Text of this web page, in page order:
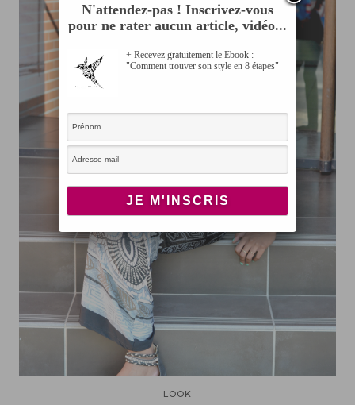
LOOK
N'attendez-pas ! Inscrivez-vous
pour ne rater aucun article, vidéo...
+ Recevez gratuitement le Ebook :
"Comment trouver son style en 8 étapes"